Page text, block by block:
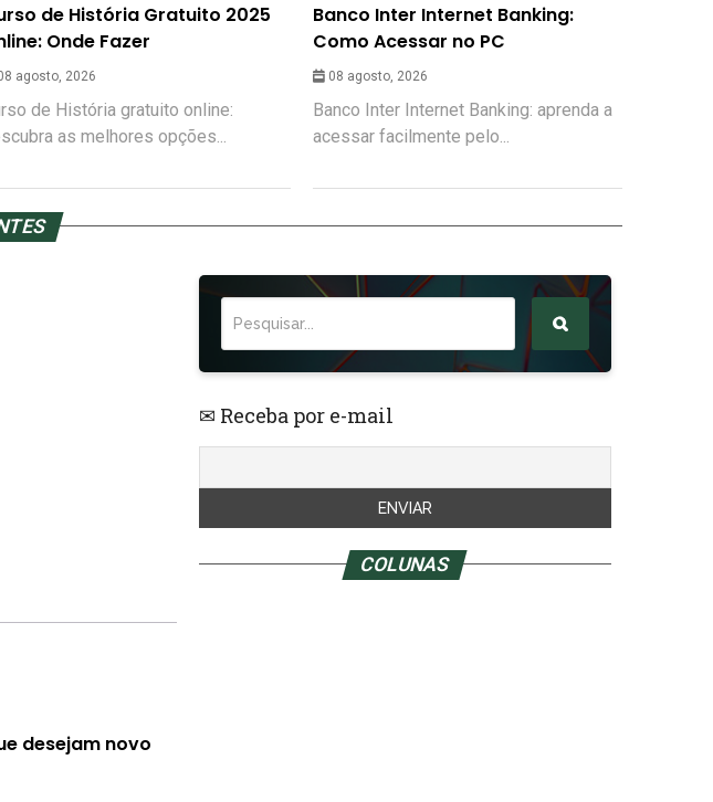
de História Gratuito 2025
Onde Fazer
agosto, 2026
de História gratuito online:
as melhores opções...
Banco Inter Internet Banking:
Como Acessar no PC
08 agosto, 2026
Banco Inter Internet Banking: aprenda a
acessar facilmente pelo...
desejam novo
✉ Receba por e-mail
COLUNAS